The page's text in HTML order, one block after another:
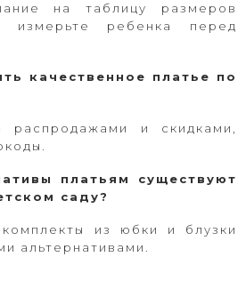
на таблицу размеров
измерьте ребенка перед
качественное платье по
и скидками,
платьям существуют
саду?
из юбки и блузки
альтернативами.